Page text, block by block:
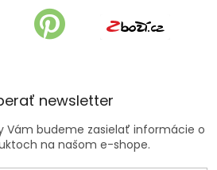
newsletter
Vám budeme zasielať informácie o
na našom e-shope.